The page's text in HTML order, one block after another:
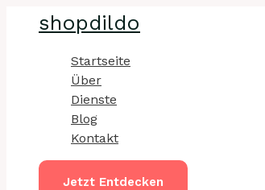
Inhaltshopdildo
Startseite
Über
Dienste
Blog
Kontakt
Jetzt Entdecken